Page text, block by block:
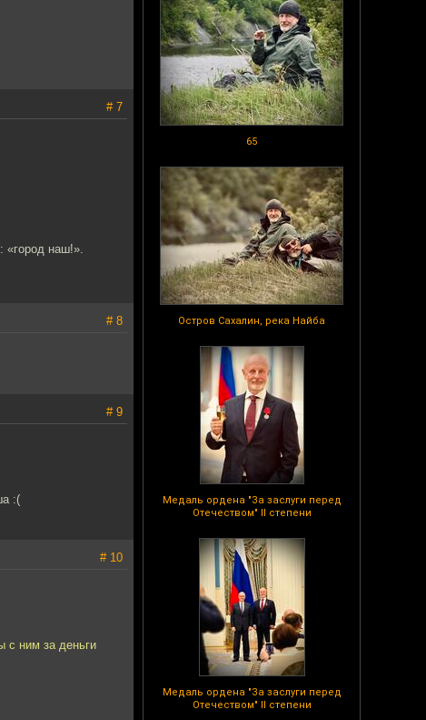
65
Остров Сахалин, река Найба
Медаль ордена "За заслуги перед
Отечеством" II степени
Медаль ордена "За заслуги перед
Отечеством" II степени
# 7
«город наш!».
# 8
# 9
:(
# 10
с ним за деньги